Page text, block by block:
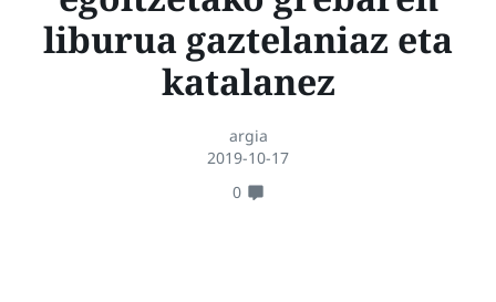
liburua gaztelaniaz eta
katalanez
argia
2019-10-17
0